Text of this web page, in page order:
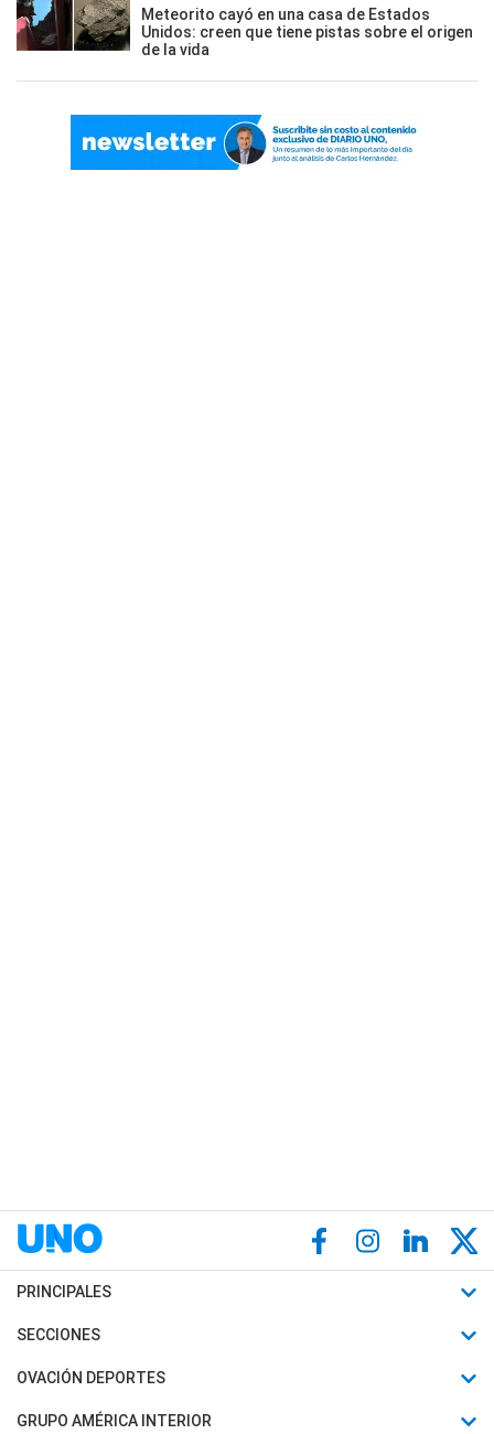
Meteorito cayó en una casa de Estados
Unidos: creen que tiene pistas sobre el origen
de la vida
PRINCIPALES
Últimas Noticias
Política
SECCIONES
Horóscopo
Motores
OVACIÓN DEPORTES
Fútbol
GRUPO AMÉRICA INTERIOR